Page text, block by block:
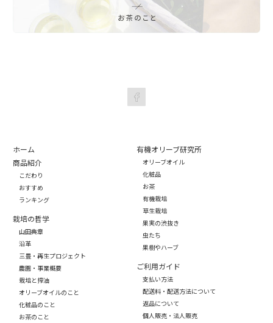
ホーム
商品紹介
こだわり
おすすめ
ランキング
栽培の哲学
山田典章
沿革
三豊・再生プロジェクト
農園・事業概要
栽培と搾油
オリーブオイルのこと
化粧品のこと
お茶のこと
有機オリーブ研究所
オリーブオイル
化粧品
お茶
有機栽培
草生栽培
果実の渋抜き
虫たち
果樹やハーブ
ご利用ガイド
支払い方法
配送料・配送方法について
返品について
個人販売・法人販売